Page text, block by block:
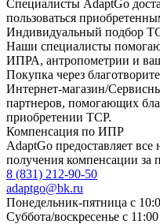
Специалисты AdaptGo
пользоваться
Индивидуальный подбор
Наши специалисты
ИПРА, антропометрии и
Покупка через
Интернет-магазин/
партнеров, помогающих
приобретении ТСР.
Компенсация по ИПР
AdaptGo предоставляет
получения компенсации за
8 (831) 212-90-50
adaptgo@bk.ru
Понедельник-пятница с
Суббота/воскресенье с